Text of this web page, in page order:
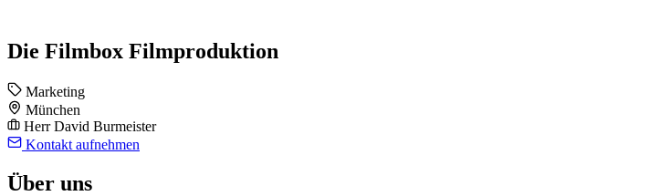
Die Filmbox Filmproduktion
Marketing
München
Herr David Burmeister
Kontakt aufnehmen
Über uns